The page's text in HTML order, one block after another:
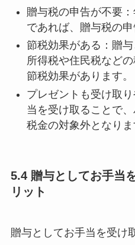
贈与税の申告が不要
であれば、贈与税の申
節税効果がある：贈与
所得税や住民税など
節税効果があります。
プレゼントも受け取
当を受け取ることで
税金の対象外となりま
5.4 贈与としてお手当
リット
贈与としてお手当を受け